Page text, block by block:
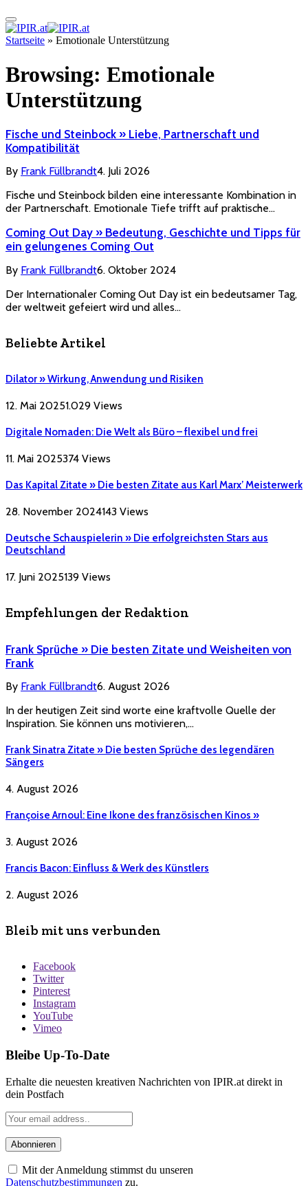
Startseite » Emotionale Unterstützung
Browsing: Emotionale
Unterstützung
Fische und Steinbock » Liebe, Partnerschaft und
Kompatibilität
By Frank Füllbrandt4. Juli 2026
Fische und Steinbock bilden eine interessante Kombination in
der Partnerschaft. Emotionale Tiefe trifft auf praktische…
Coming Out Day » Bedeutung, Geschichte und Tipps für
ein gelungenes Coming Out
By Frank Füllbrandt6. Oktober 2024
Der Internationaler Coming Out Day ist ein bedeutsamer Tag,
der weltweit gefeiert wird und alles…
Beliebte Artikel
Dilator » Wirkung, Anwendung und Risiken
12. Mai 20251.029 Views
Digitale Nomaden: Die Welt als Büro – flexibel und frei
11. Mai 2025374 Views
Das Kapital Zitate » Die besten Zitate aus Karl Marx’ Meisterwerk
28. November 2024143 Views
Deutsche Schauspielerin » Die erfolgreichsten Stars aus
Deutschland
17. Juni 2025139 Views
Empfehlungen der Redaktion
Frank Sprüche » Die besten Zitate und Weisheiten von
Frank
By Frank Füllbrandt6. August 2026
In der heutigen Zeit sind worte eine kraftvolle Quelle der
Inspiration. Sie können uns motivieren,…
Frank Sinatra Zitate » Die besten Sprüche des legendären
Sängers
4. August 2026
Françoise Arnoul: Eine Ikone des französischen Kinos »
3. August 2026
Francis Bacon: Einfluss & Werk des Künstlers
2. August 2026
Bleib mit uns verbunden
Facebook
Twitter
Pinterest
Instagram
YouTube
Vimeo
Bleibe Up-To-Date
Erhalte die neuesten kreativen Nachrichten von IPIR.at direkt in
dein Postfach
Mit der Anmeldung stimmst du unseren
Datenschutzbestimmungen zu.